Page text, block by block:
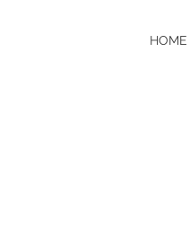
HOME